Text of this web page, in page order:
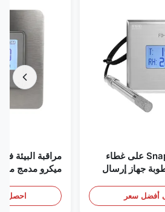
FD-10C المدمج Snap على غطاء
جهاز إرسال
سعر
مراقبة البيئة في
ميكرو مدمج من
الكشف عن الأبخرة
احصل على